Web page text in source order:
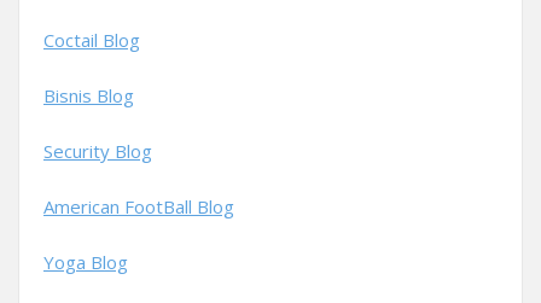
Coctail Blog
Bisnis Blog
Security Blog
American FootBall Blog
Yoga Blog